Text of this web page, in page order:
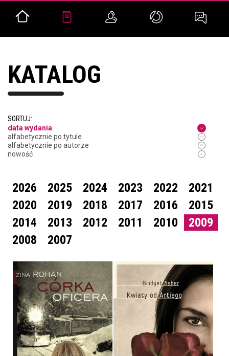
KATALOG
SORTUJ:
data wydania
alfabetycznie po tytule
alfabetycznie po autorze
nowość
2026 2025 2024 2023 2022
2021
2020
2019 2018 2017 2016
2015
2014
2013 2012 2011 2010
2009
2008
2007
CÓRKA OFICERA
ZINA ROHAN
KWIATY OD ARTIEGO
BRIDGET ASHER